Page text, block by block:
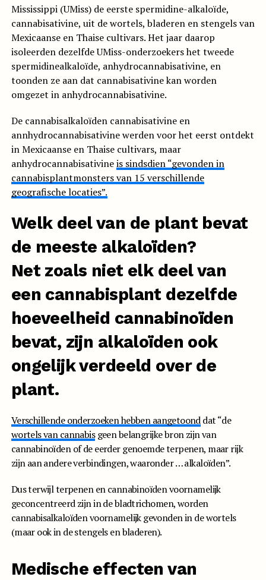
Mississippi (UMiss) de eerste spermidine-alkaloïde,
cannabisativine, uit de wortels, bladeren en stengels van
Mexicaanse en Thaise cultivars. Het jaar daarop
isoleerden dezelfde UMiss-onderzoekers het tweede
spermidinealkaloïde, anhydrocannabisativine, en
toonden ze aan dat cannabisativine kan worden
omgezet in anhydrocannabisativine.
De cannabisalkaloïden cannabisativine en
annhydrocannabisativine werden voor het eerst ontdekt
in Mexicaanse en Thaise cultivars, maar
anhydrocannabisativineis sindsdien “gevonden in
cannabisplantmonsters van 15 verschillende
geografische locaties”.
Welk deel van de plant bevat
de meeste alkaloïden?
Net zoals niet elk deel van
een cannabisplant dezelfde
hoeveelheid cannabinoïden
bevat, zijn alkaloïden ook
ongelijk verdeeld over de
plant.
Verschillende onderzoekenhebben aangetoonddat “de
wortels van cannabisgeen belangrijke bron zijn van
cannabinoïden of de eerder genoemde terpenen, maar rijk
zijn aan andere verbindingen, waaronder … alkaloïden”.
Dus terwijl terpenen en cannabinoïden voornamelijk
geconcentreerd zijn in de bladtrichomen, worden
cannabisalkaloïden voornamelijk gevonden in de wortels
(maar ook in de stengels en bladeren).
Medische effecten van